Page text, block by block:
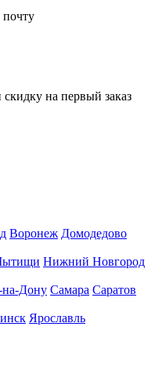
скидку на первый заказ
Воронеж Домодедово
Нижний Новгород
на-Дону Самара Саратов
Ярославль